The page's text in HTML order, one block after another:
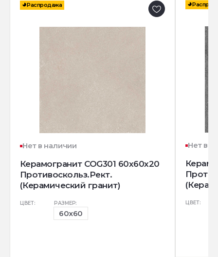
Распродажа
Нет в наличии
Керамогранит COG301 60x60x20
Противоскольз.Рект.
(Керамический гранит)
ЦВЕТ: РАЗМЕР:
60x60
Нет в
ЦВЕТ: